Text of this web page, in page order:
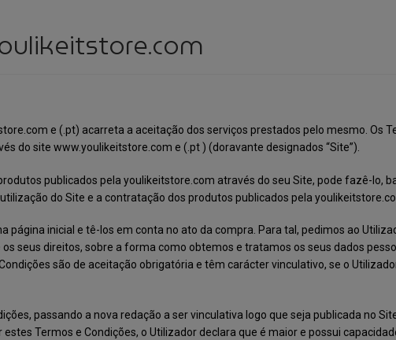
e (.pt) acarreta a aceitação dos serviços prestados pelo mesmo. Os
do site www.youlikeitstore.com e (.pt ) (doravante designados “Site”).
publicados pela youlikeitstore.com através do seu Site, pode fazê-lo,
do Site e a contratação dos produtos publicados pela
inicial e tê-los em conta no ato da compra. Para tal, pedimos ao
seus direitos, sobre a forma como obtemos e tratamos os seus dados
são de aceitação obrigatória e têm carácter vinculativo, se o
passando a nova redação a ser vinculativa logo que seja publicada no
Termos e Condições, o Utilizador declara que é maior e possui